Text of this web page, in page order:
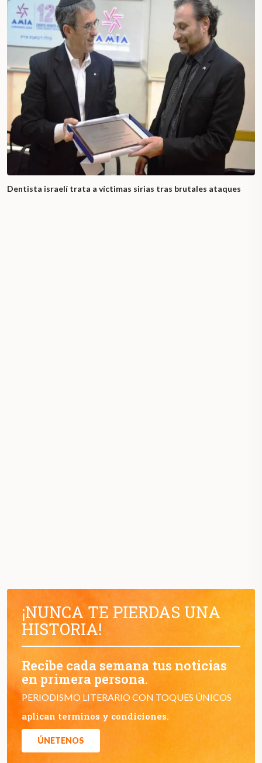
Dentista israelí trata a víctimas sirias tras brutales ataques
¡NUNCA TE PIERDAS UNA
HISTORIA!
Recibe cada semana tus noticias
en primera persona.
PERIODISMO LITERARIO CON TOQUES ÚNICOS
aplican terminos y condiciones.
ÚNETENOS